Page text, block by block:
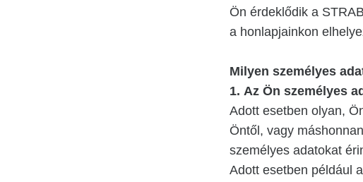
Ön érdeklődik a
a honlapjainkon
Milyen személyes
1. Az Ön személyes
Adott esetben olyan,
Öntől, vagy
személyes adatokat
Adott esetben például